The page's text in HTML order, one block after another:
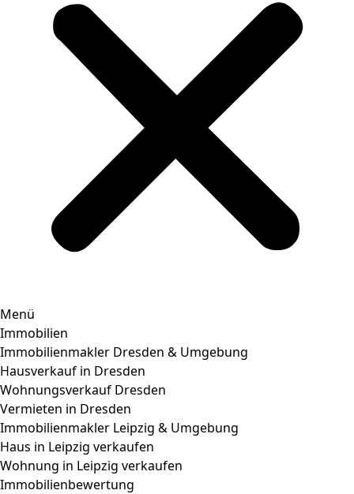
Menü
Immobilien
Immobilienmakler Dresden & Umgebung
Hausverkauf in Dresden
Wohnungsverkauf Dresden
Vermieten in Dresden
Immobilienmakler Leipzig & Umgebung
Haus in Leipzig verkaufen
Wohnung in Leipzig verkaufen
Immobilienbewertung